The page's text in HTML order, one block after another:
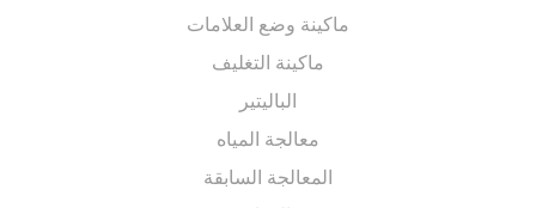
ماكينة وضع العلامات
ماكينة التغليف
الباليتير
معالجة المياه
المعالجة السابقة